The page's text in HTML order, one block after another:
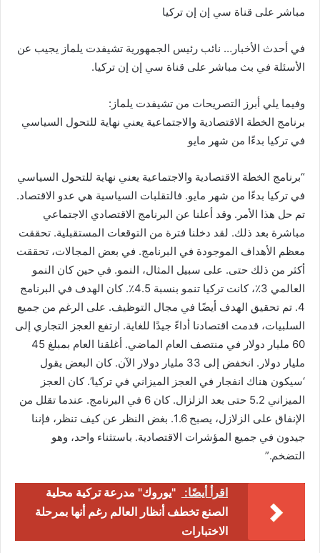
مباشر على قناة سي إن إن تركيا
في أحدث الأخبار… نائب رئيس الجمهورية تشيفدت يلماز يجيب عن
الأسئلة في بث مباشر على قناة سي إن إن تركيا.
وفيما يلي أبرز التصريحات من تشيفدت يلماز:
برنامج الخطة الاقتصادية والاجتماعية يعني نهاية للتحول السياسي
في تركيا بدءًا من شهر مايو
“برنامج الخطة الاقتصادية والاجتماعية يعني نهاية للتحول السياسي
في تركيا بدءًا من شهر مايو. فالتقلبات السياسية هي عدو الاقتصاد.
تم حل هذا الأمر. وقد أعلنا عن البرنامج الاقتصادي الاجتماعي
مباشرة بعد ذلك. لقد دخلنا فترة من التوقعات المستقبلية. تحققت
معظم الأهداف الموجودة في البرنامج. في بعض المجالات، تحققت
أكثر من ذلك حتى. على سبيل المثال، النمو. في حين كان النمو
العالمي 3٪، كانت تركيا تنمو بنسبة 4.5٪. كان الهدف في البرنامج
4. تم تحقيق الهدف أيضًا في مجال التوظيف. على الرغم من جميع
السلبيات، قدمت اقتصادنا أداءً جيدًا للغاية. ارتفع العجز التجاري إلى
60 مليار دولار في منتصف العام الماضي. أغلقنا العام بمبلغ 45
مليار دولار. انخفض إلى 33 مليار دولار الآن. كان البعض يقول
‘سيكون هناك انفجار في العجز الميزاني في تركيا’. كان العجز
الميزاني 5.2 حتى بعد الزلزال. كان 6 في البرنامج. عندما تقلل من
الإنفاق على الزلازل، يصبح 1.6. بغض النظر عن كيف تنظر، فإننا
جيدون في جميع المؤشرات الاقتصادية. باستثناء واحد، وهو
التضخم.”
اقرأ أيضًا:
"يوروك" مدرعة تركية محلية
الصنع تخطف أنظار العالم رغم أنها بمرحلة
الاختبارات